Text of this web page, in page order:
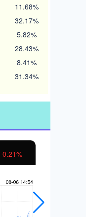
11.68%
32.17%
5.82%
28.43%
8.41%
31.34%
0.24%